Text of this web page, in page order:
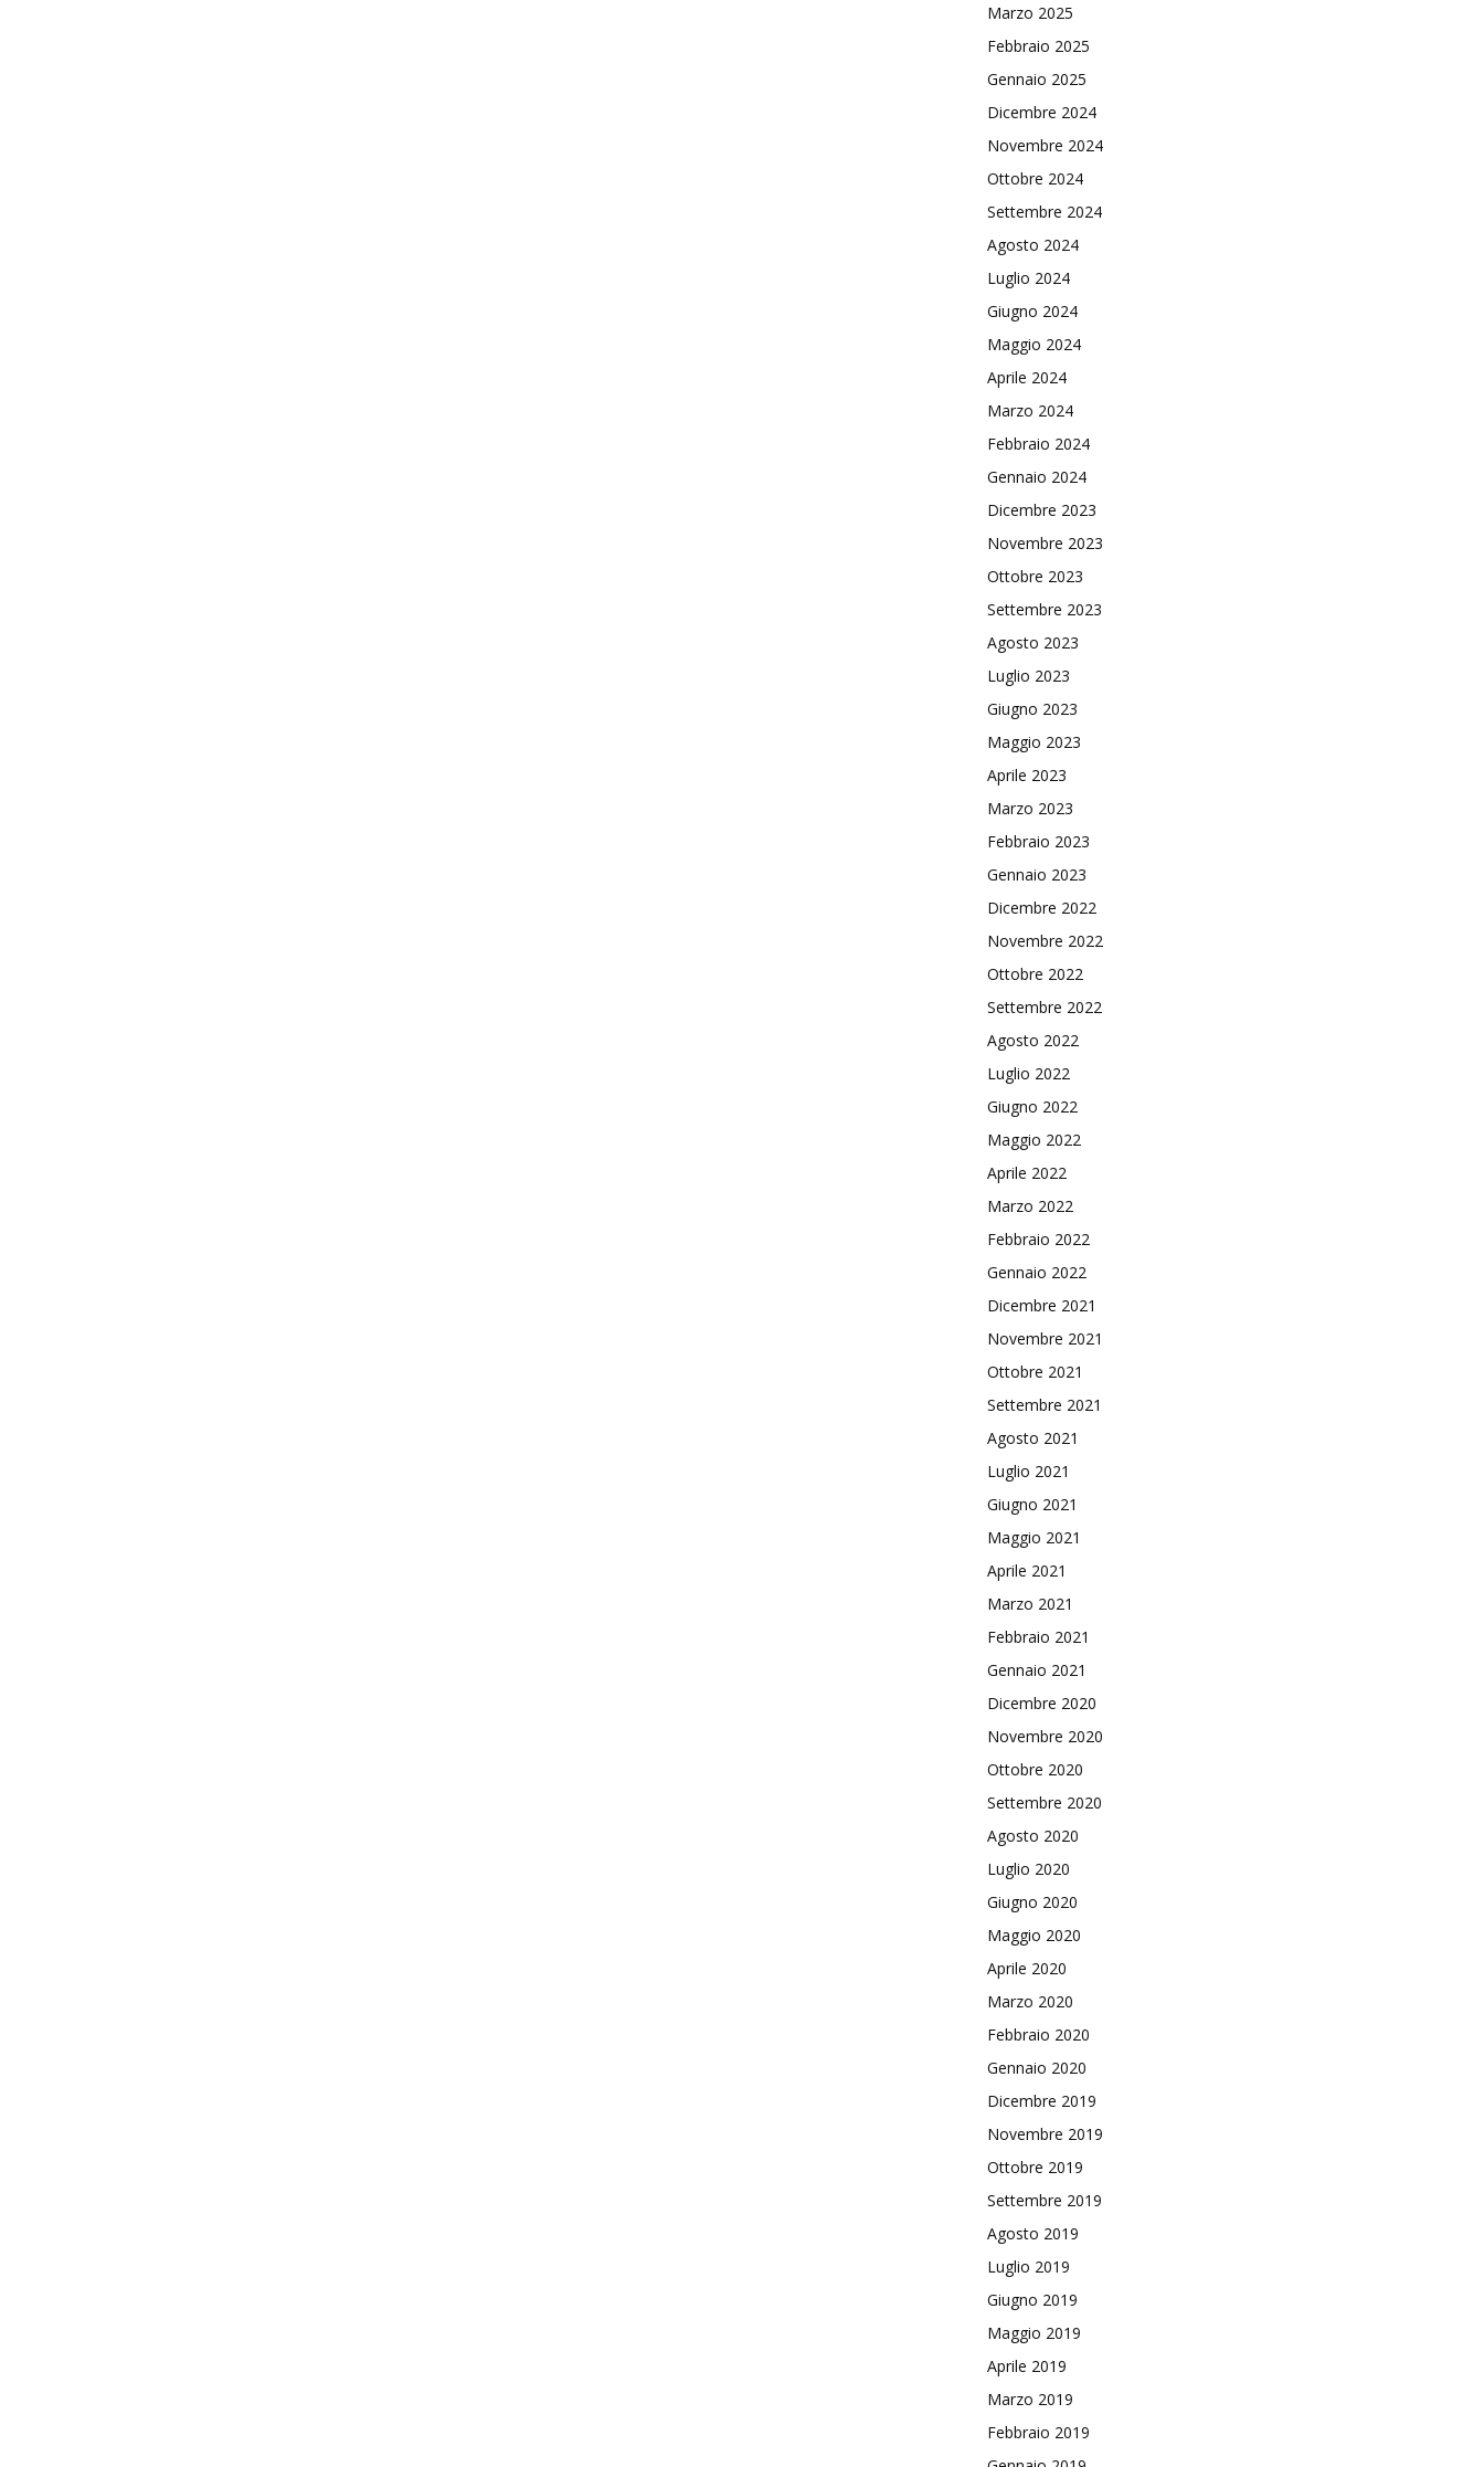
Marzo 2025
Febbraio 2025
Gennaio 2025
Dicembre 2024
Novembre 2024
Ottobre 2024
Settembre 2024
Agosto 2024
Luglio 2024
Giugno 2024
Maggio 2024
Aprile 2024
Marzo 2024
Febbraio 2024
Gennaio 2024
Dicembre 2023
Novembre 2023
Ottobre 2023
Settembre 2023
Agosto 2023
Luglio 2023
Giugno 2023
Maggio 2023
Aprile 2023
Marzo 2023
Febbraio 2023
Gennaio 2023
Dicembre 2022
Novembre 2022
Ottobre 2022
Settembre 2022
Agosto 2022
Luglio 2022
Giugno 2022
Maggio 2022
Aprile 2022
Marzo 2022
Febbraio 2022
Gennaio 2022
Dicembre 2021
Novembre 2021
Ottobre 2021
Settembre 2021
Agosto 2021
Luglio 2021
Giugno 2021
Maggio 2021
Aprile 2021
Marzo 2021
Febbraio 2021
Gennaio 2021
Dicembre 2020
Novembre 2020
Ottobre 2020
Settembre 2020
Agosto 2020
Luglio 2020
Giugno 2020
Maggio 2020
Aprile 2020
Marzo 2020
Febbraio 2020
Gennaio 2020
Dicembre 2019
Novembre 2019
Ottobre 2019
Settembre 2019
Agosto 2019
Luglio 2019
Giugno 2019
Maggio 2019
Aprile 2019
Marzo 2019
Febbraio 2019